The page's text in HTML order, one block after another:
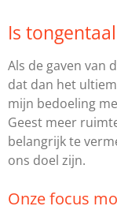
Is
Als de gaven van
dat dan het
mijn bedoeling
Geest meer
belangrijk te
ons doel zijn.
Onze focus